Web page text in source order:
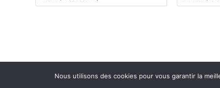
2026 - Variance
Nous utilisons des cookies pour vous garantir la